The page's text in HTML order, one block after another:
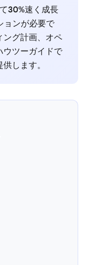
30%速く成長
ョンが必要で
ング計画、オペ
ウツーガイドで
します。